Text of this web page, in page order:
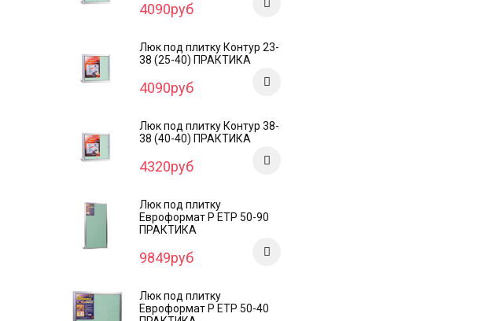
4090руб
Люк под плитку Контур 23-
38 (25-40) ПРАКТИКА
4090руб
Люк под плитку Контур 38-
38 (40-40) ПРАКТИКА
4320руб
Люк под плитку
Евроформат Р ЕТР 50-90
ПРАКТИКА
9849руб
Люк под плитку
Евроформат Р ЕТР 50-40